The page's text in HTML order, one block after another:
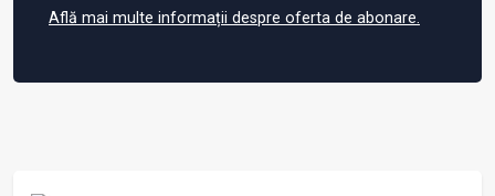
Află mai multe informații despre oferta de abonare.